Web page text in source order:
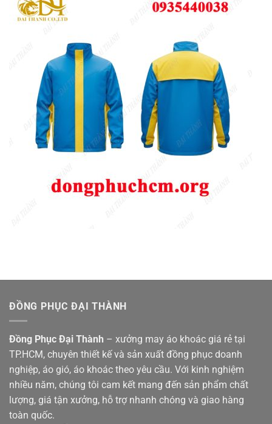
ĐỒNG PHỤC ĐẠI THÀNH
Đồng Phục Đại Thành – xưởng may áo khoác giá rẻ tại
TP.HCM, chuyên thiết kế và sản xuất đồng phục doanh
nghiệp, áo gió, áo khoác theo yêu cầu. Với kinh nghiệm
nhiều năm, chúng tôi cam kết mang đến sản phẩm chất
lượng, giá tận xưởng, hỗ trợ nhanh chóng và giao hàng
toàn quốc.